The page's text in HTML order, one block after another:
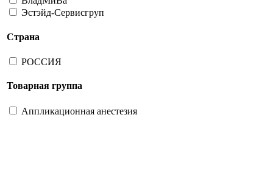
Эстэйд-Сервисгруп
Страна
РОССИЯ
Товарная группа
Аппликационная анестезия